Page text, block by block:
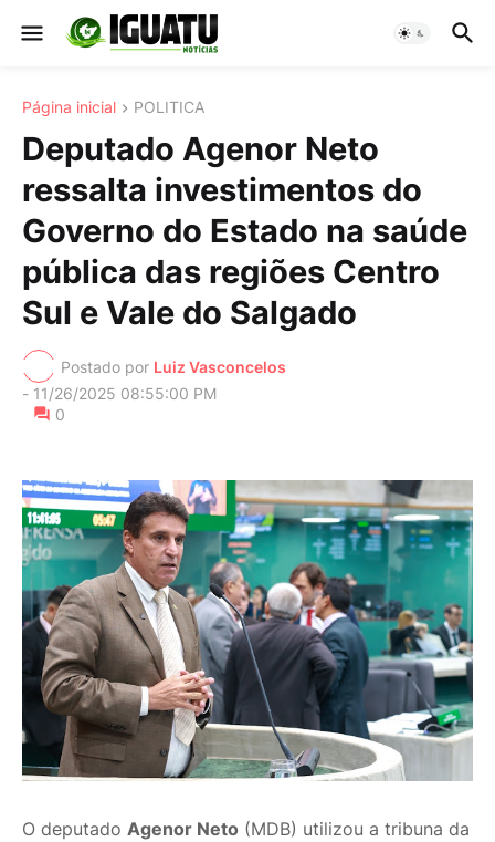
Página inicial POLITICA
Deputado Agenor Neto
ressalta investimentos do
Governo do Estado na saúde
pública das regiões Centro
Sul e Vale do Salgado
Postado por Luiz Vasconcelos
- 11/26/2025 08:55:00 PM
0
O deputado Agenor Neto (MDB) utilizou a tribuna da